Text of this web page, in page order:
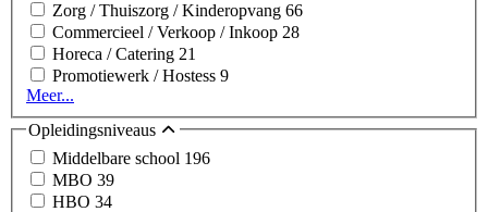
Zorg / Thuiszorg / Kinderopvang 66
Commercieel / Verkoop / Inkoop 28
Horeca / Catering 21
Promotiewerk / Hostess 9
Meer...
Opleidingsniveaus
Middelbare school 196
MBO 39
HBO 34